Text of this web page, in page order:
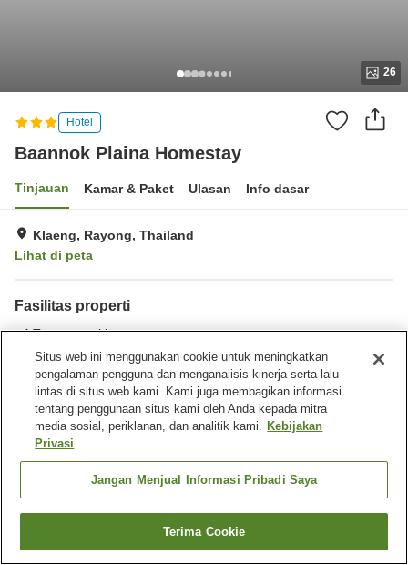
26
Hotel
Baannok Plaina Homestay
Tinjauan Kamar & Paket Ulasan Info dasar
Klaeng, Rayong, Thailand
Lihat di peta
Fasilitas properti
Tempat parkir
Beranda Thailand Rayong
Klaeng
Baannok Plaina Homestay
Cari kamar
Situs web ini menggunakan cookie untuk meningkatkan
pengalaman pengguna dan menganalisis kinerja serta lalu
lintas di situs web kami. Kami juga membagikan informasi
tentang penggunaan situs kami oleh Anda kepada mitra
media sosial, periklanan, dan analitik kami. Kebijakan
Privasi
Jangan Menjual Informasi Pribadi Saya
Terima Cookie